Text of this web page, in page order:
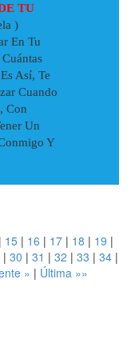
TU
)
En Tu
Así, Te
Cuando
Con
Un
Y
| 15 | 16 | 17 | 18 | 19 |
| 30 | 31 | 32 | 33 | 34 |
» | Última »»